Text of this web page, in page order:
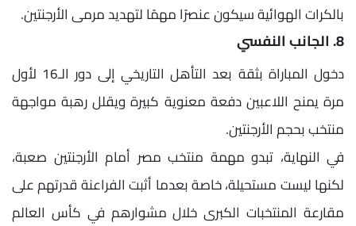
بالكرات الهوائية سيكون عنصرًا مهمًا لتهديد مرمى الأرجنتين.
8. الجانب النفسي
دخول المباراة بثقة بعد التأهل التاريخي إلى دور الـ16 لأول
مرة يمنح اللاعبين دفعة معنوية كبيرة ويقلل رهبة مواجهة
منتخب بحجم الأرجنتين.
في النهاية، تبدو مهمة منتخب مصر أمام الأرجنتين صعبة،
لكنها ليست مستحيلة، خاصة بعدما أثبت الفراعنة قدرتهم على
مقارعة المنتخبات الكبرى خلال مشوارهم في كأس العالم